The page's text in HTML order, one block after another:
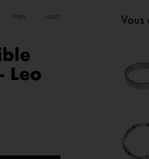
ARGENT
PREV NEXT
Leo
Vous